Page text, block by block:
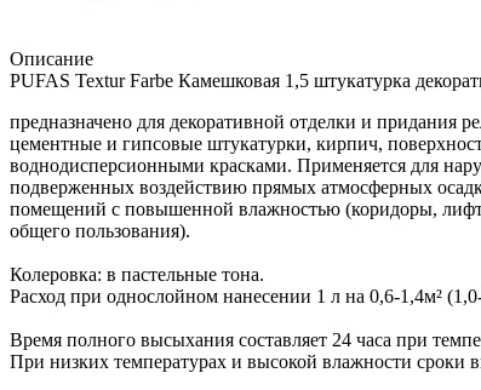
Описание
PUFAS Textur Farbe Камешковая 1,5 штукатурка
предназначено для декоративной отделки и придания
цементные и гипсовые штукатурки, кирпич,
воднодисперсионными красками. Применяется для
подверженных воздействию прямых атмосферных
помещений с повышенной влажностью (коридоры,
общего пользования).
Колеровка: в пастельные тона.
Расход при однослойном нанесении 1 л на 0,6-1,4м²
Время полного высыхания составляет 24 часа при
При низких температурах и высокой влажности сроки